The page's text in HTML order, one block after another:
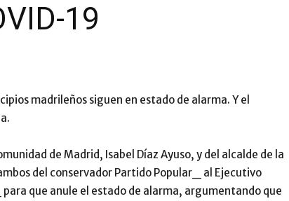
19
madrileños siguen en estado de alarma. Y el
de Madrid, Isabel Díaz Ayuso, y del alcalde de la
del conservador Partido Popular_ al Ejecutivo
que anule el estado de alarma, argumentando que